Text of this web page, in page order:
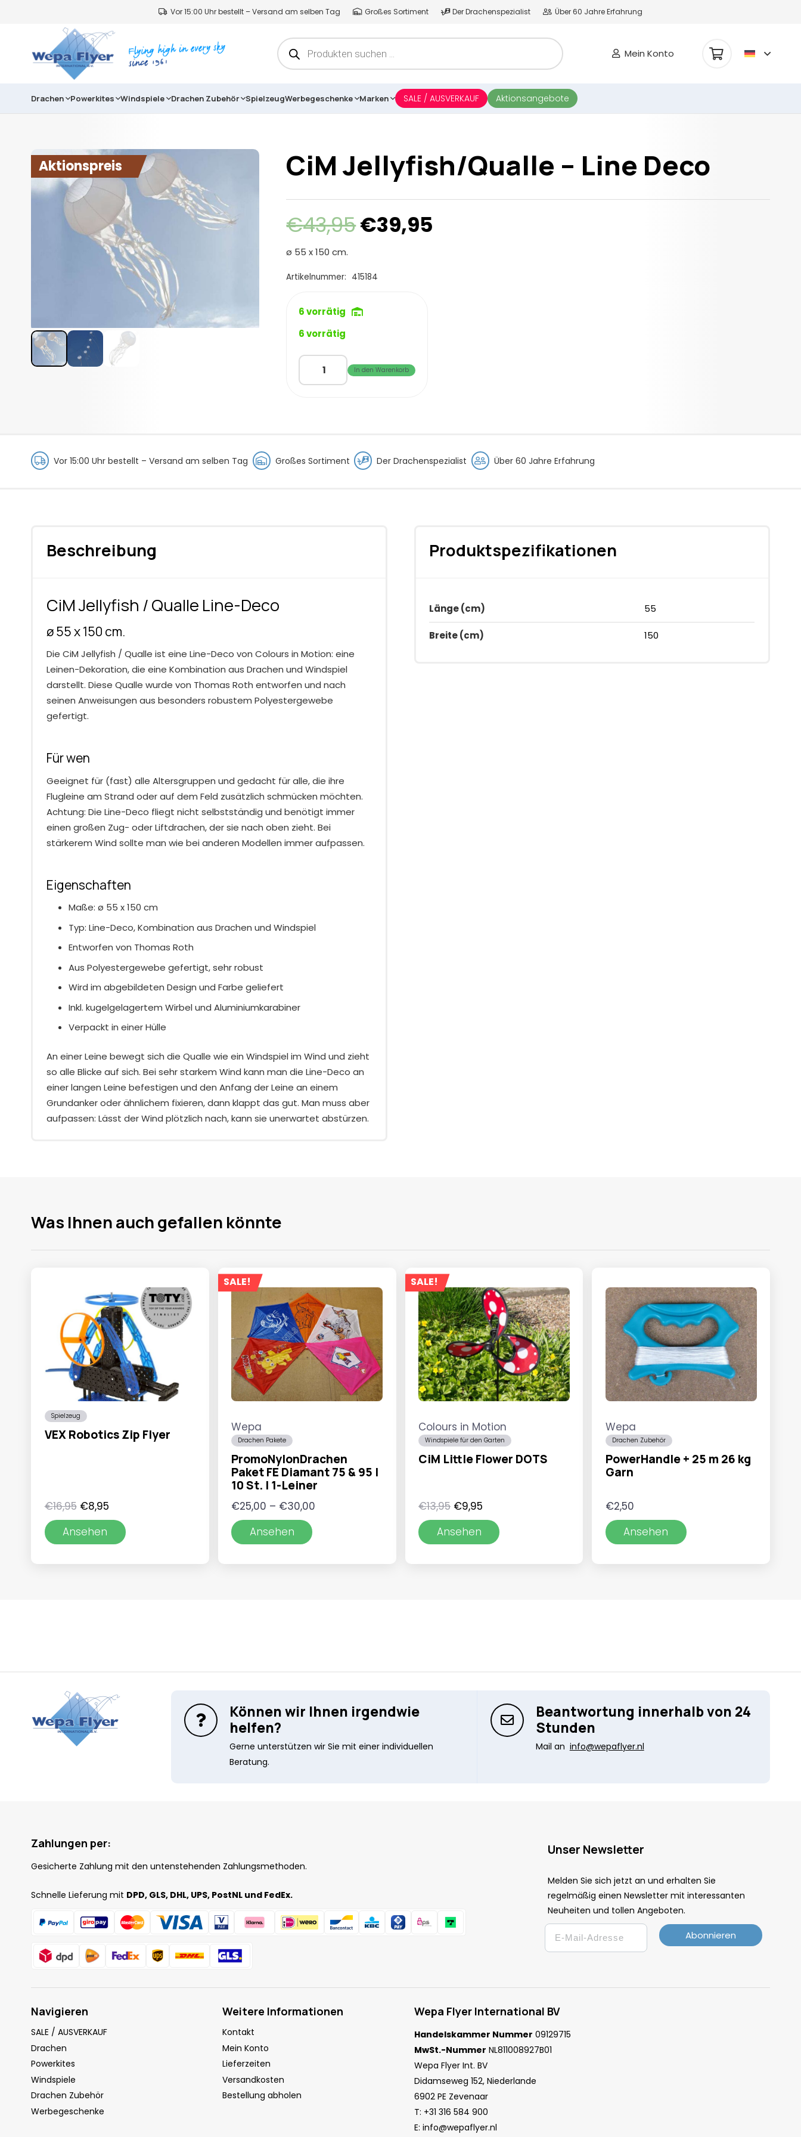
Vor 15:00 Uhr bestellt – Versand am selben Tag Großes Sortiment Der Drachenspezialist Über 60 Jahre Erfahrung
Products
search Mein Konto
Drachen Powerkites Windspiele Drachen Zubehör SpielzeugWerbegeschenke Marken SALE / AUSVERKAUF Aktionsangebote
Aktionspreis CiM Jellyfish/Qualle – Line Deco
€43,95Ursprünglicher
Preis
€43,95
€39,95
ø 55 x 150 cm.
Artikelnummer: 415184
6 vorrätig
6 vorrätig
CiM
Jellyfish/Qualle
In den Warenkorb
Vor 15:00 Uhr bestellt – Versand am selben Tag Großes Sortiment Der Drachenspezialist Über 60 Jahre Erfahrung
Beschreibung
CiM Jellyfish / Qualle Line-Deco
ø 55 x 150 cm.
Die CiM Jellyfish / Qualle ist eine Line-Deco von Colours in Motion: eine
Leinen-Dekoration, die eine Kombination aus Drachen und Windspiel
darstellt. Diese Qualle wurde von Thomas Roth entworfen und nach
seinen Anweisungen aus besonders robustem Polyestergewebe
gefertigt.
Für wen
Geeignet für (fast) alle Altersgruppen und gedacht für alle, die ihre
Flugleine am Strand oder auf dem Feld zusätzlich schmücken möchten.
Achtung: Die Line-Deco fliegt nicht selbstständig und benötigt immer
einen großen Zug- oder Liftdrachen, der sie nach oben zieht. Bei
stärkerem Wind sollte man wie bei anderen Modellen immer aufpassen.
Eigenschaften
Maße: ø 55 x 150 cm
Typ: Line-Deco, Kombination aus Drachen und Windspiel
Entworfen von Thomas Roth
Aus Polyestergewebe gefertigt, sehr robust
Wird im abgebildeten Design und Farbe geliefert
Inkl. kugelgelagertem Wirbel und Aluminiumkarabiner
Verpackt in einer Hülle
An einer Leine bewegt sich die Qualle wie ein Windspiel im Wind und zieht
so alle Blicke auf sich. Bei sehr starkem Wind kann man die Line-Deco an
einer langen Leine befestigen und den Anfang der Leine an einem
Grundanker oder ähnlichem fixieren, dann klappt das gut. Man muss aber
aufpassen: Lässt der Wind plötzlich nach, kann sie unerwartet abstürzen.
Produktspezifikationen
Länge (cm) 55
Breite (cm) 150
Was Ihnen auch gefallen könnte
Spielzeug
VEX Robotics Zip Flyer
€16,95 Ursprünglicher
Preis
war:
€8,95Aktueller
Preis
Ansehen
SALE!
Wepa
Drachen Pakete
PromoNylonDrachen
Paket FE Diamant 75 & 95 |
10 St. | 1-Leiner
€25,00 – €30,00
Ansehen
SALE!
Colours in Motion
Windspiele für den Garten
CiM Little Flower DOTS
€13,95 Ursprünglicher
Preis
war:
€9,95
Preis
Ansehen
Wepa
Drachen Zubehör
PowerHandle + 25 m 26 kg
Garn
€2,50
Ansehen
Können wir Ihnen irgendwie
helfen?
Gerne unterstützen wir Sie mit einer individuellen
Beratung.
Beantwortung innerhalb von 24
Stunden
Mail an info@wepaflyer.nl
Zahlungen per:
Gesicherte Zahlung mit den untenstehenden Zahlungsmethoden.
Schnelle Lieferung mit DPD, GLS, DHL, UPS, PostNL und FedEx.
Unser Newsletter
Melden Sie sich jetzt an und erhalten Sie
regelmäßig einen Newsletter mit interessanten
Neuheiten und tollen Angeboten.
Email
Abonnieren
Navigieren
SALE / AUSVERKAUF
Drachen
Powerkites
Windspiele
Drachen Zubehör
Werbegeschenke
Weitere Informationen
Kontakt
Mein Konto
Lieferzeiten
Versandkosten
Bestellung abholen
Wepa Flyer International BV
Handelskammer Nummer 09129715
MwSt.-Nummer NL811008927B01
Wepa Flyer Int. BV
Didamseweg 152, Niederlande
6902 PE Zevenaar
T: +31 316 584 900
E: info@wepaflyer.nl